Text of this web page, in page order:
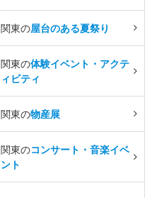
関東の屋台のある夏祭り
関東の体験イベント・アクテ
ィビティ
関東の物産展
関東のコンサート・音楽イベ
ント